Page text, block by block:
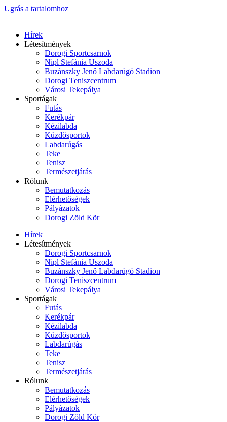
Ugrás a tartalomhoz
Hírek
Létesítmények
Dorogi Sportcsarnok
Nipl Stefánia Uszoda
Buzánszky Jenő Labdarúgó Stadion
Dorogi Teniszcentrum
Városi Tekepálya
Sportágak
Futás
Kerékpár
Kézilabda
Küzdősportok
Labdarúgás
Teke
Tenisz
Természetjárás
Rólunk
Bemutatkozás
Elérhetőségek
Pályázatok
Dorogi Zöld Kör
Hírek
Létesítmények
Dorogi Sportcsarnok
Nipl Stefánia Uszoda
Buzánszky Jenő Labdarúgó Stadion
Dorogi Teniszcentrum
Városi Tekepálya
Sportágak
Futás
Kerékpár
Kézilabda
Küzdősportok
Labdarúgás
Teke
Tenisz
Természetjárás
Rólunk
Bemutatkozás
Elérhetőségek
Pályázatok
Dorogi Zöld Kör